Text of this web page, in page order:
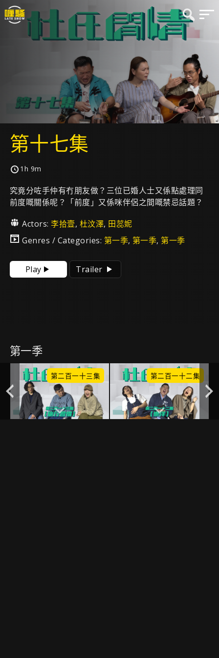
第十七集
1h 9m
究竟分咗手仲有冇朋友做？三位已婚人士又係點處理同
前度嘅關係呢？「前度」又係咪伴侶之間嘅禁忌話題？
Actors:李拾壹, 杜汶澤, 田蕊妮
Genres / Categories: 第一季, 第一季, 第一季
Play Trailer
第一季
第二百一十三集 第二百一十二集